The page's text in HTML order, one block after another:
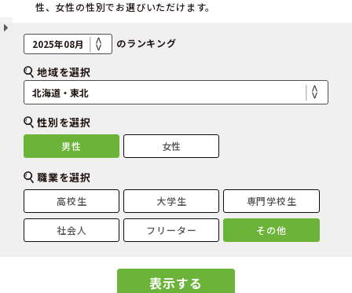
性、女性の性別でお選びいただけます。
のランキング
地域を選択
性別を選択
男性 女性
職業を選択
高校生 大学生 専門学校生
社会人 フリーター その他
表示する